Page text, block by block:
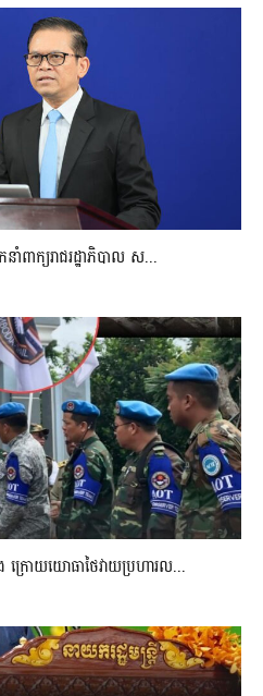
ពាក្យរាជរដ្ឋាភិបាល ស...
ក្រោយយោធាថៃវាយប្រហារល...